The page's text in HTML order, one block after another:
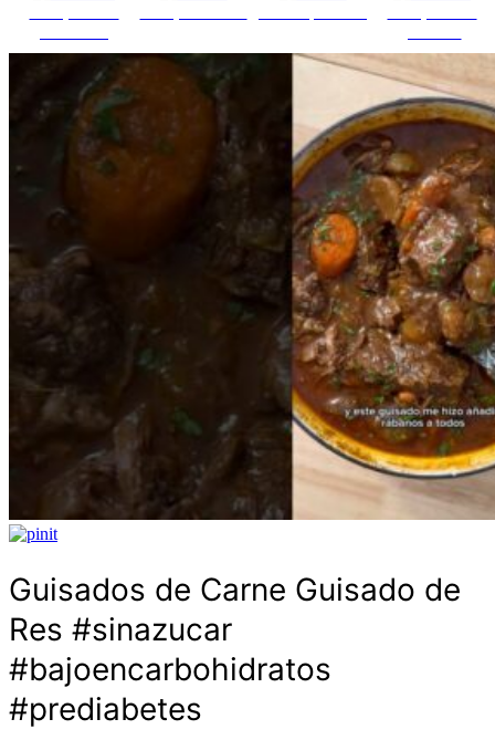
Guisados de Carne Guisado de
Res #sinazucar
#bajoencarbohidratos
#prediabetes